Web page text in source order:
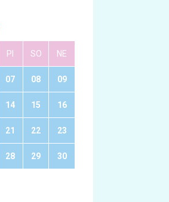
PI SO NE
07 08 09
14 15 16
21 22 23
28 29 30